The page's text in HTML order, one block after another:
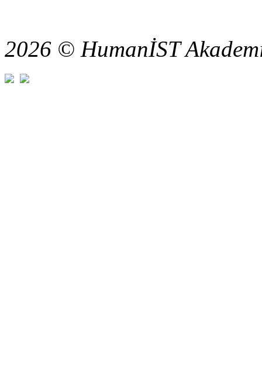
2026 © HumanİST